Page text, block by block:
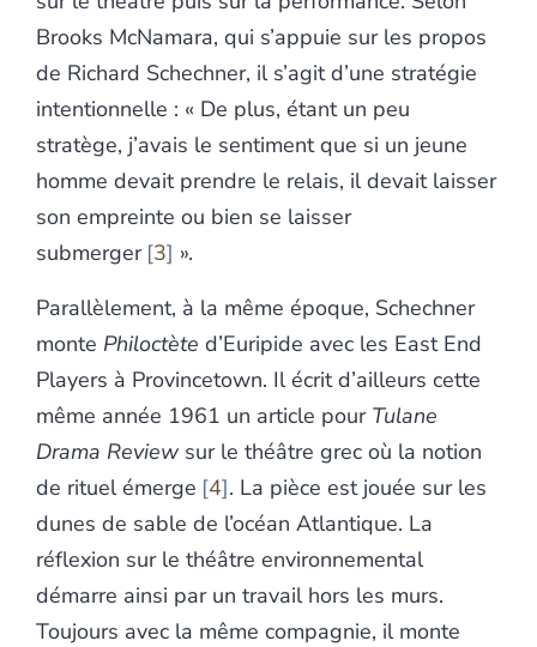
Brooks McNamara, qui s’appuie sur les propos
de Richard Schechner, il s’agit d’une stratégie
intentionnelle : « De plus, étant un peu
stratège, j’avais le sentiment que si un jeune
homme devait prendre le relais, il devait laisser
son empreinte ou bien se laisser
submerger 3 ».
Parallèlement, à la même époque, Schechner
monte Philoctète d’Euripide avec les East End
Players à Provincetown. Il écrit d’ailleurs cette
même année 1961 un article pour Tulane
Drama Reviewsur le théâtre grec où la notion
de rituel émerge 4 . La pièce est jouée sur les
dunes de sable de l’océan Atlantique. La
réflexion sur le théâtre environnemental
démarre ainsi par un travail hors les murs.
Toujours avec la même compagnie, il monte